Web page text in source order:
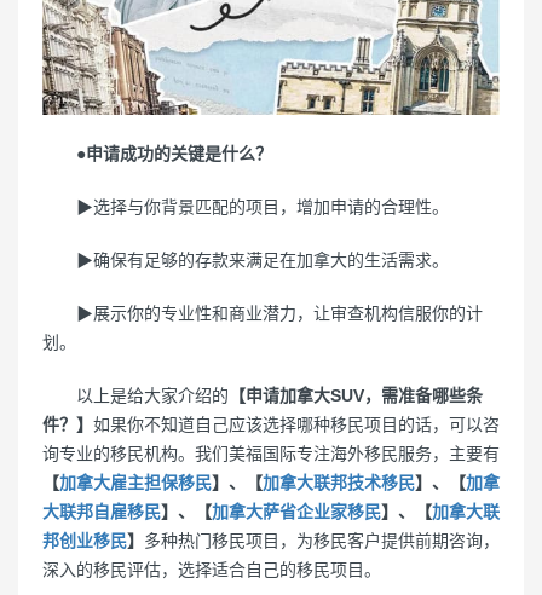
●申请成功的关键是什么？
▶选择与你背景匹配的项目，增加申请的合理性。
▶确保有足够的存款来满足在加拿大的生活需求。
▶展示你的专业性和商业潜力，让审查机构信服你的计
划。
以上是给大家介绍的 【申请加拿大SUV，需准备哪些条
件？】 如果你不知道自己应该选择哪种移民项目的话，可以咨
询专业的移民机构。我们美福国际专注海外移民服务，主要有
【加拿大雇主担保移民】、【加拿大联邦技术移民】、【加拿
大联邦自雇移民】、【加拿大萨省企业家移民】、【加拿大联
邦创业移民】 多种热门移民项目，为移民客户提供前期咨询，
深入的移民评估，选择适合自己的移民项目。